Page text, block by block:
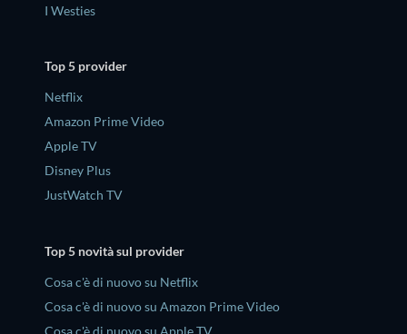
I Westies
Top 5 provider
Netflix
Amazon Prime Video
Apple TV
Disney Plus
JustWatch TV
Top 5 novità sul provider
Cosa c'è di nuovo su Netflix
Cosa c'è di nuovo su Amazon Prime Video
Cosa c'è di nuovo su Apple TV